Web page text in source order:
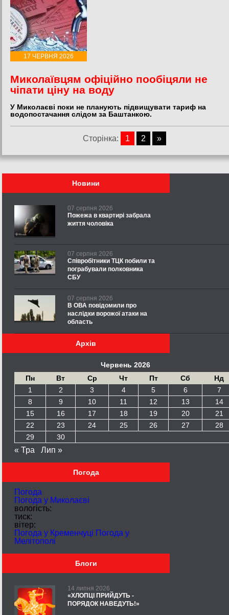
17 ЧЕРВНЯ 2026
Миколаївцям офіційно пообіцяли не
чіпати ціну на воду
У Миколаєві поки не планують підвищувати тариф на
водопостачання слідом за Баштанкою.
Сторінка: 1 2 »
Новини
07 серпня 2026
Пожежа в квартирі забрала
життя чоловіка
07 серпня 2026
Співробітники ТЦК побили та
пограбували полковника
СБУ
07 серпня 2026
В ОВА повідомили про
наслідки ворожої атаки на
область
Архів
Червень 2026
Пн
Вт Ср Чт Пт Сб
Нд
1
2 3 4 5 6
7
8
9 10 11 12 13
14
15
16 17 18 19 20
21
22
23 24 25 26 27
28
29
30
« Тра Лип »
Погода
Погода
Погода у Миколаєві
вологість:
тиск:
вітер:
Погода у Кременчуці Погода у
Мелітополі
Блоги
14 липня 2026
«ХЛОПЦІ ПРИЙДУТЬ -
ПОРЯДОК НАВЕДУТЬ!»